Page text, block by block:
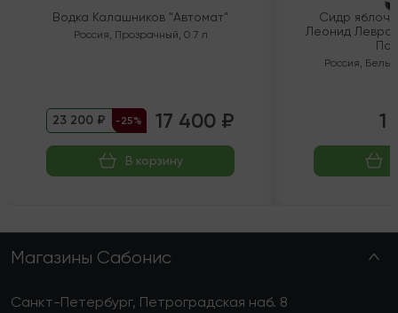
Водка Калашников "Автомат"
Россия, Прозрачный, 0.7 л
23 200 ₽ -25% 17 400 ₽
В корзину
Сидр
Леонид
Россия, Белый
1
Магазины Сабонис
Санкт-Петербург, Петроградская наб. 8